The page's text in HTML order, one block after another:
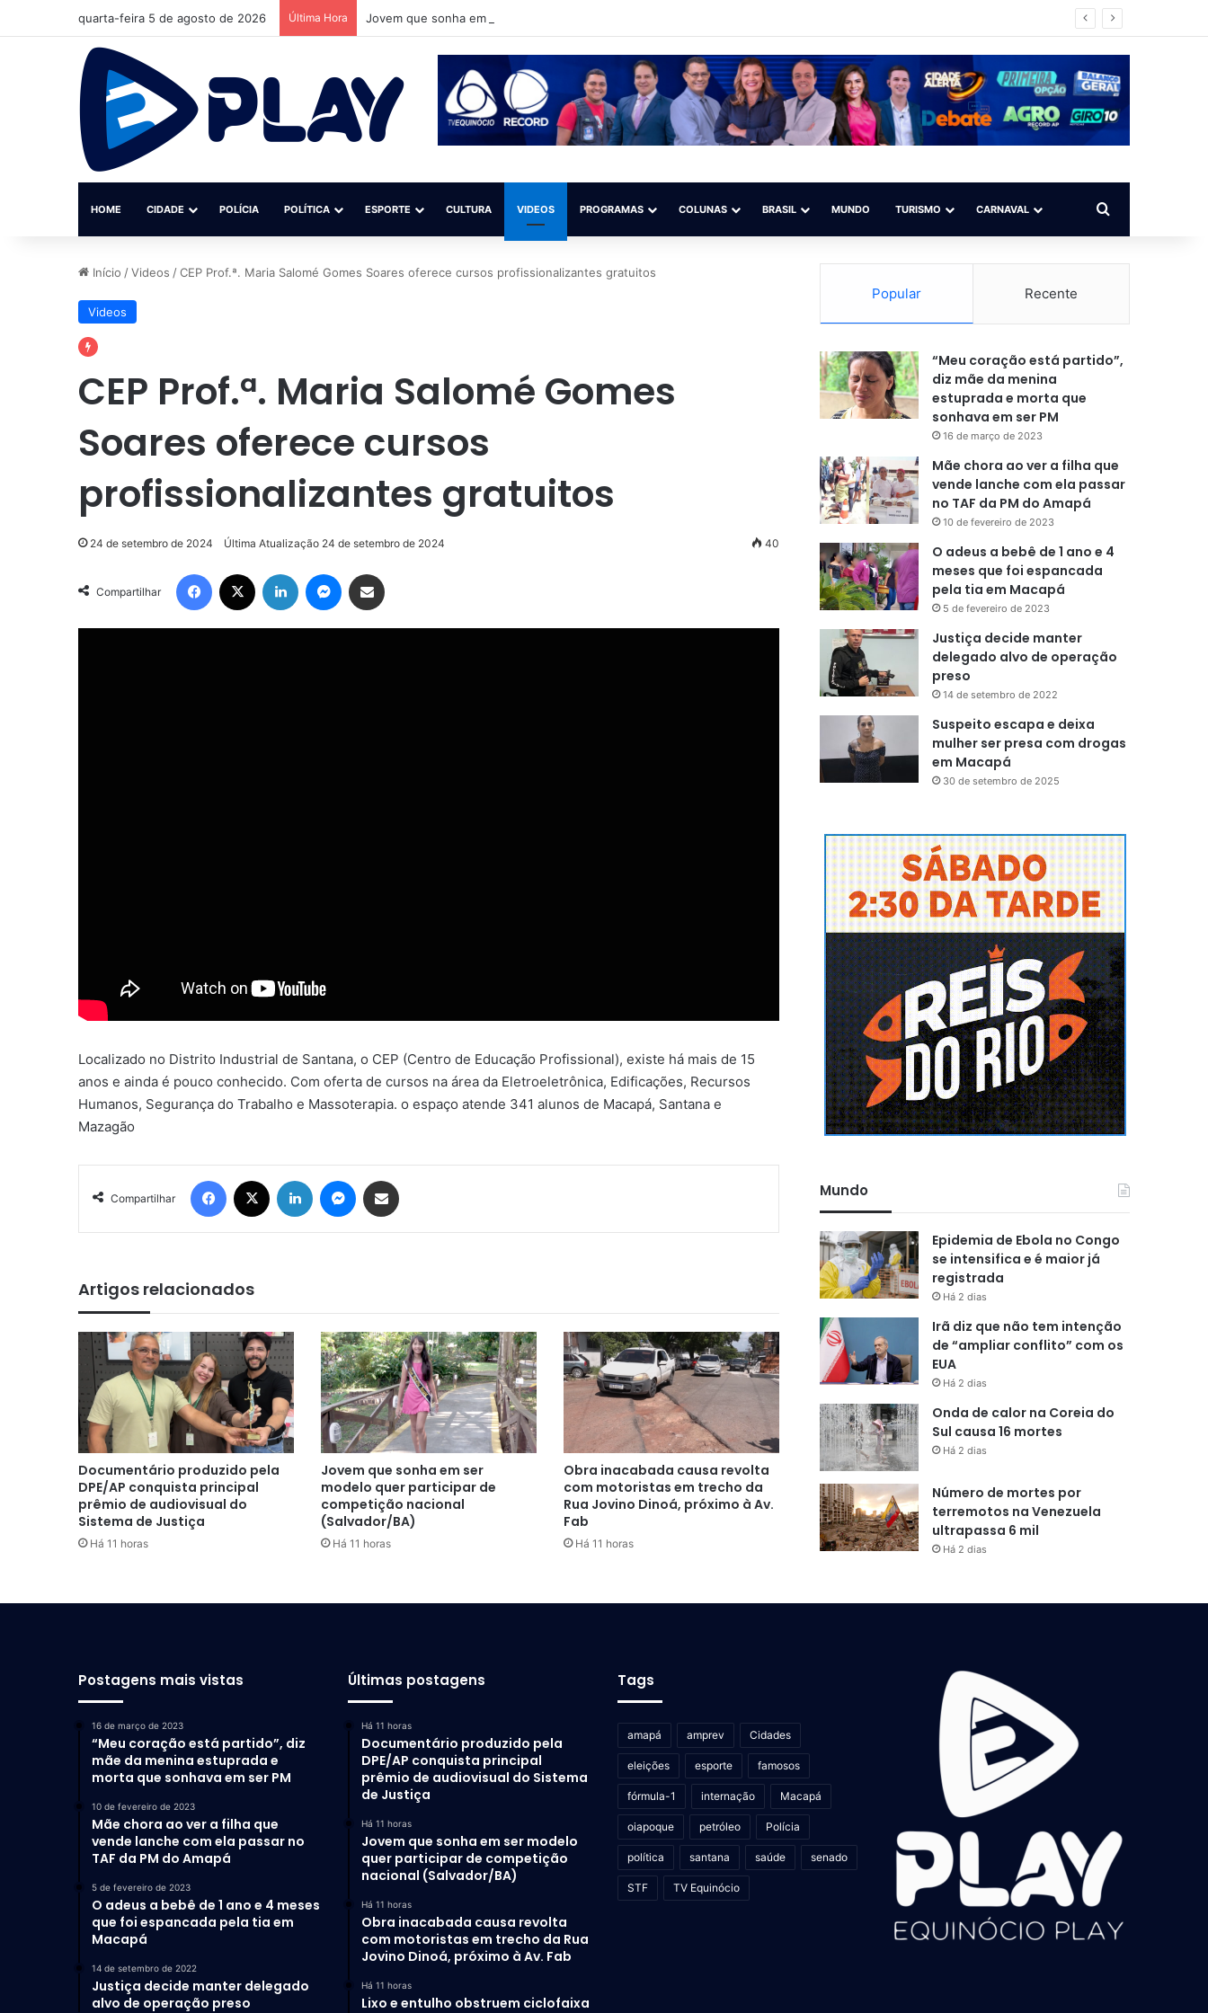
quarta-feira 5 de agosto de 2026 Última Hora Jovem que sonha em ser modelo quer participar de competição nacional (Salvador/BA)
HOME CIDADE POLÍCIA POLÍTICA ESPORTE CULTURA VIDEOS PROGRAMAS COLUNAS BRASIL MUNDO TURISMO CARNAVAL Procurar por
Início /Videos /CEP Prof.ª. Maria Salomé Gomes Soares oferece cursos profissionalizantes gratuitos
Videos
CEP Prof.ª. Maria Salomé Gomes
Soares oferece cursos
profissionalizantes gratuitos
24 de setembro de 2024 Última Atualização 24 de setembro de 2024 40
Compartilhar
Facebook Linkedin Messenger
Localizado no Distrito Industrial de Santana, o CEP (Centro de Educação Profissional), existe há mais de 15
anos e ainda é pouco conhecido. Com oferta de cursos na área da Eletroeletrônica, Edificações, Recursos
Humanos, Segurança do Trabalho e Massoterapia. o espaço atende 341 alunos de Macapá, Santana e
Mazagão
Compartilhar
Facebook Linkedin Messenger
Artigos relacionados
Documentário produzido pela
DPE/AP conquista principal
prêmio de audiovisual do
Sistema de Justiça
Há 11 horas
Jovem que sonha em ser
modelo quer participar de
competição nacional
(Salvador/BA)
Há 11 horas
Obra inacabada causa revolta
com motoristas em trecho da
Rua Jovino Dinoá, próximo à Av.
Fab
Há 11 horas
Popular Recente
“Meu coração está partido”,
diz mãe da menina
estuprada e morta que
sonhava em ser PM
16 de março de 2023
Mãe chora ao ver a filha que
vende lanche com ela passar
no TAF da PM do Amapá
10 de fevereiro de 2023
O adeus a bebê de 1 ano e 4
meses que foi espancada
pela tia em Macapá
5 de fevereiro de 2023
Justiça decide manter
delegado alvo de operação
preso
14 de setembro de 2022
Suspeito escapa e deixa
mulher ser presa com drogas
em Macapá
30 de setembro de 2025
Mundo
Epidemia de Ebola no Congo
se intensifica e é maior já
registrada
Há 2 dias
Irã diz que não tem intenção
de “ampliar conflito” com os
EUA
Há 2 dias
Onda de calor na Coreia do
Sul causa 16 mortes
Há 2 dias
Número de mortes por
terremotos na Venezuela
ultrapassa 6 mil
Há 2 dias
Postagens mais vistas
16 de março de 2023
“Meu coração está partido”, diz
mãe da menina estuprada e
morta que sonhava em ser PM
10 de fevereiro de 2023
Mãe chora ao ver a filha que
vende lanche com ela passar no
TAF da PM do Amapá
5 de fevereiro de 2023
O adeus a bebê de 1 ano e 4 meses
que foi espancada pela tia em
Macapá
14 de setembro de 2022
Justiça decide manter delegado
alvo de operação preso
Últimas postagens
Há 11 horas
Documentário produzido pela
DPE/AP conquista principal
prêmio de audiovisual do Sistema
de Justiça
Há 11 horas
Jovem que sonha em ser modelo
quer participar de competição
nacional (Salvador/BA)
Há 11 horas
Obra inacabada causa revolta
com motoristas em trecho da Rua
Jovino Dinoá, próximo à Av. Fab
Há 11 horas
Lixo e entulho obstruem ciclofaixa
Tags
amapá amprev Cidades
eleições esporte famosos
fórmula-1 internação Macapá
oiapoque petróleo Polícia
política santana saúde senado
STF TV Equinócio